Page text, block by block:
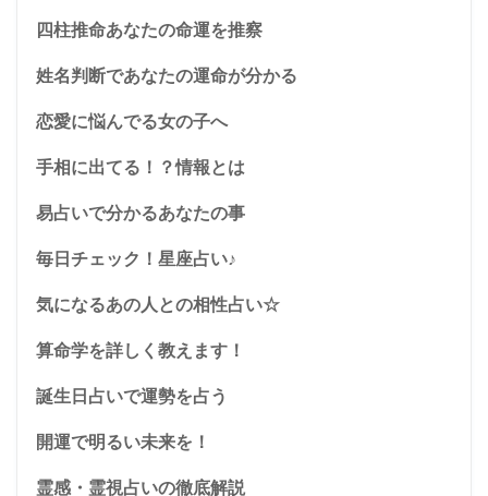
四柱推命あなたの命運を推察
姓名判断であなたの運命が分かる
恋愛に悩んでる女の子へ
手相に出てる！？情報とは
易占いで分かるあなたの事
毎日チェック！星座占い♪
気になるあの人との相性占い☆
算命学を詳しく教えます！
誕生日占いで運勢を占う
開運で明るい未来を！
霊感・霊視占いの徹底解説